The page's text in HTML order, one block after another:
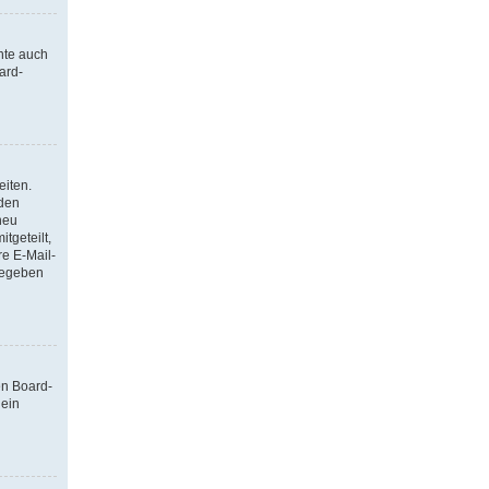
auch
E-Mail-
Board-